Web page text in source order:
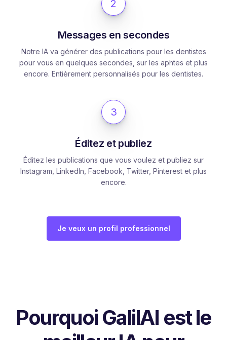
2
Messages en secondes
Notre IA va générer des publications pour les dentistes
pour vous en quelques secondes, sur les aphtes et plus
encore. Entièrement personnalisés pour les dentistes.
3
Éditez et publiez
Éditez les publications que vous voulez et publiez sur
Instagram, LinkedIn, Facebook, Twitter, Pinterest et plus
encore.
Je veux un profil professionnel
Pourquoi GalilAI est le